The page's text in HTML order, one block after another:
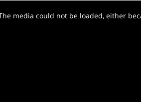
media could not be loaded, either